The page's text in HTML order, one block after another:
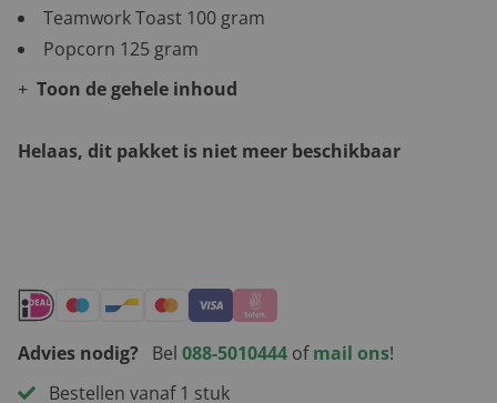
Teamwork Toast 100 gram
Popcorn 125 gram
Toon de gehele inhoud
Helaas, dit pakket is niet meer beschikbaar
Advies nodig? Bel 088-5010444 ofmail ons!
Bestellen vanaf 1 stuk